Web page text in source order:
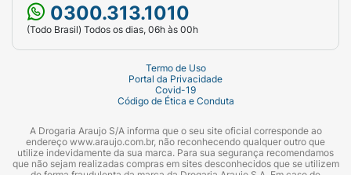
0300.313.1010
(Todo Brasil) Todos os dias, 06h às 00h
Termo de Uso
Portal da Privacidade
Covid-19
Código de Ética e Conduta
A Drogaria Araujo S/A informa que o seu site oficial corresponde ao
endereço www.araujo.com.br, não reconhecendo qualquer outro que
utilize indevidamente da sua marca. Para sua segurança recomendamos
que não sejam realizadas compras em sites desconhecidos que se utilizem